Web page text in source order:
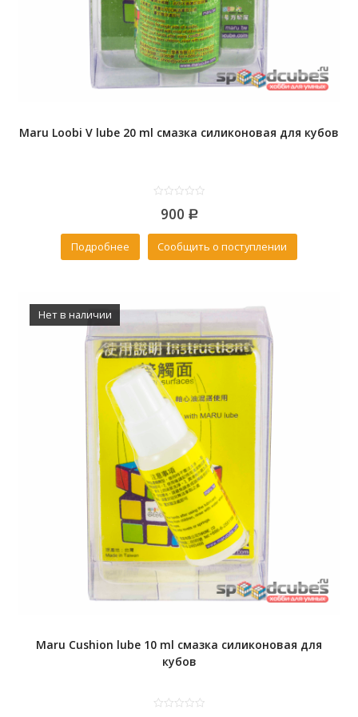
Maru Loobi V lube 20 ml смазка силиконовая для кубов
out
5
900 Р
Подробнее Сообщить о поступлении
Нет в наличии
Maru Cushion lube 10 ml смазка силиконовая для
кубов